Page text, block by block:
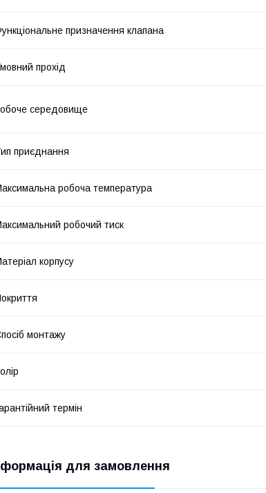
призначення клапана
прохід
середовище
приєднання
робоча температура
робочий тиск
корпусу
монтажу
термін
для замовлення